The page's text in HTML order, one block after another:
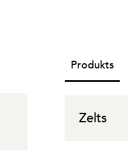
Produkts
Zelts